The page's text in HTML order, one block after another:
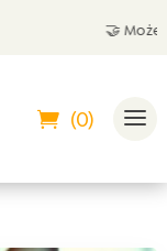
🤝 Możesz
(0)